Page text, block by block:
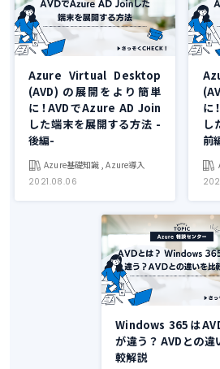
Azure Virtual Desktop
(AVD) の展開をより簡単
に！AVDでAzure AD Join
した端末を展開する方法 -
後編-
Azure基礎知識 , Azure導入
2021.08.06
に
し
前
Windows 365は
が違う？ AVDとの違
較解説